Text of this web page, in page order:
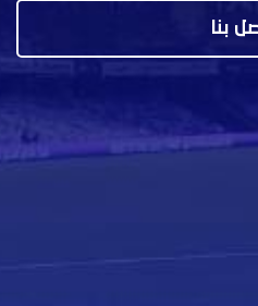
بنا